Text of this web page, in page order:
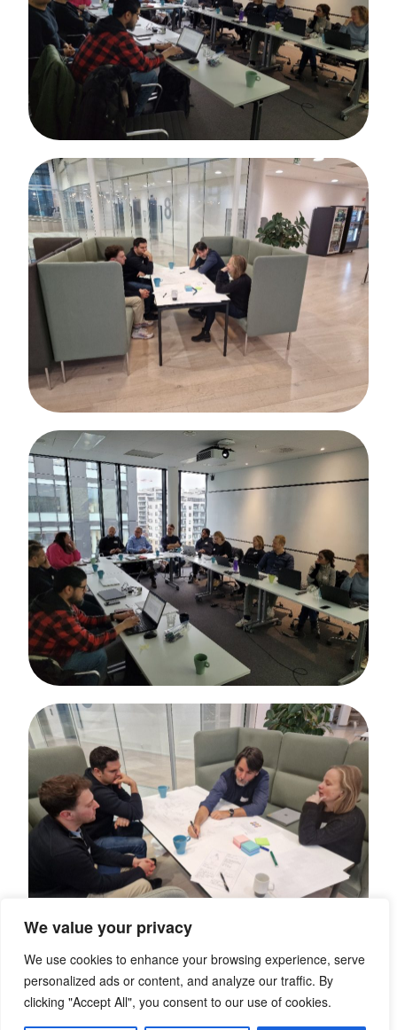
We value your privacy
We use cookies to enhance your browsing experience, serve
personalized ads or content, and analyze our traffic. By
clicking "Accept All", you consent to our use of cookies.